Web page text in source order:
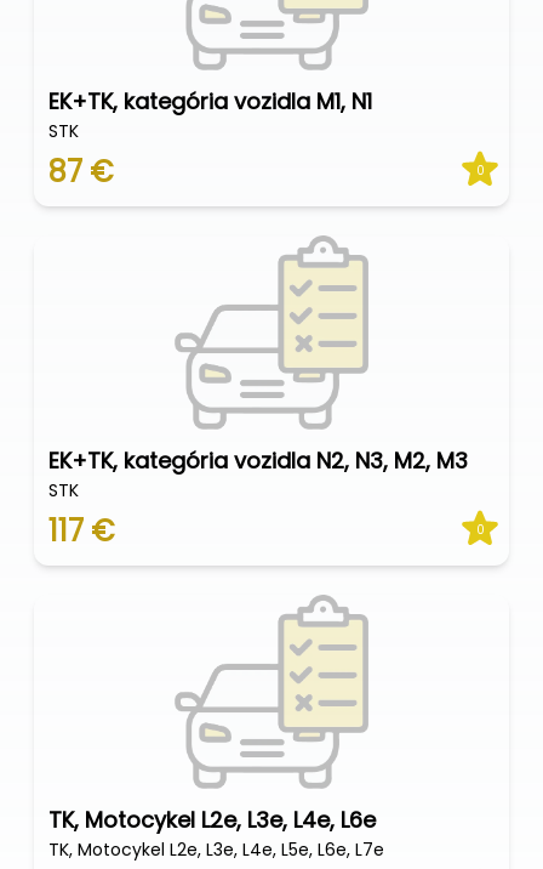
EK+TK, kategória vozidla M1, N1
STK
87 € 0
EK+TK, kategória vozidla N2, N3, M2, M3
STK
117 € 0
TK, Motocykel L2e, L3e, L4e, L6e
TK, Motocykel L2e, L3e, L4e, L5e, L6e, L7e